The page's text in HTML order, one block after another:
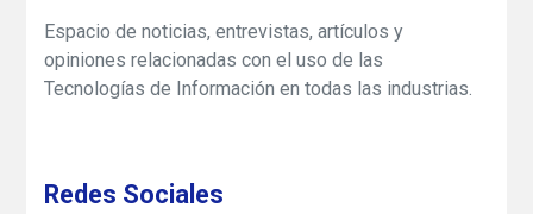
Espacio de noticias, entrevistas, artículos y
opiniones relacionadas con el uso de las
Tecnologías de Información en todas las industrias.
Redes Sociales